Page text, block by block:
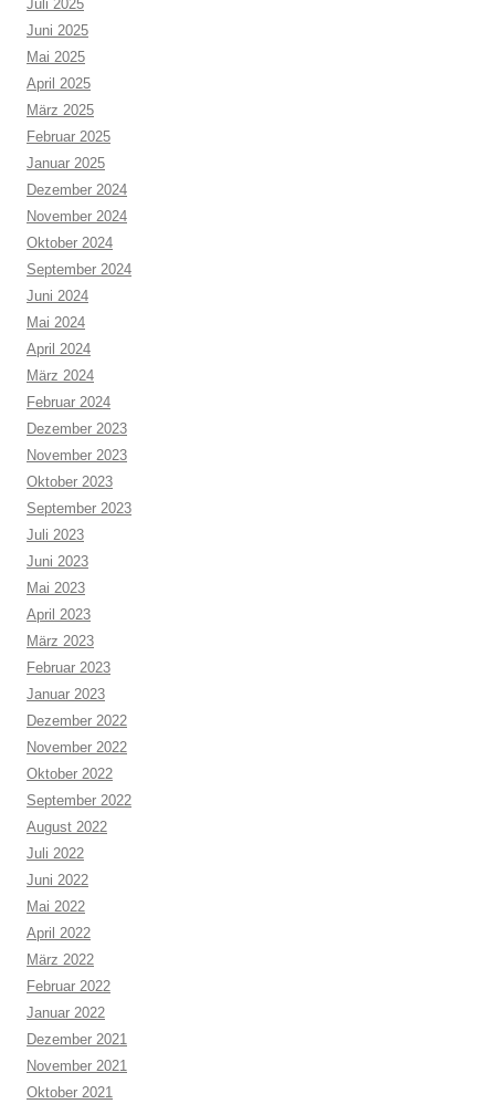
Juli 2025
Juni 2025
Mai 2025
April 2025
März 2025
Februar 2025
Januar 2025
Dezember 2024
November 2024
Oktober 2024
September 2024
Juni 2024
Mai 2024
April 2024
März 2024
Februar 2024
Dezember 2023
November 2023
Oktober 2023
September 2023
Juli 2023
Juni 2023
Mai 2023
April 2023
März 2023
Februar 2023
Januar 2023
Dezember 2022
November 2022
Oktober 2022
September 2022
August 2022
Juli 2022
Juni 2022
Mai 2022
April 2022
März 2022
Februar 2022
Januar 2022
Dezember 2021
November 2021
Oktober 2021